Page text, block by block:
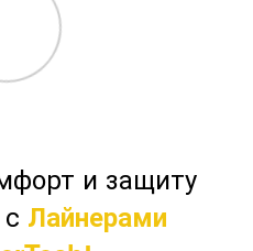
и защиту
Лайнерами